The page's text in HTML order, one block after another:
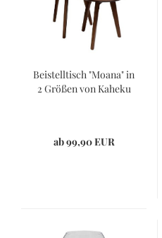
Beistelltisch "Moana" in
2 Größen von Kaheku
ab 99,90 EUR